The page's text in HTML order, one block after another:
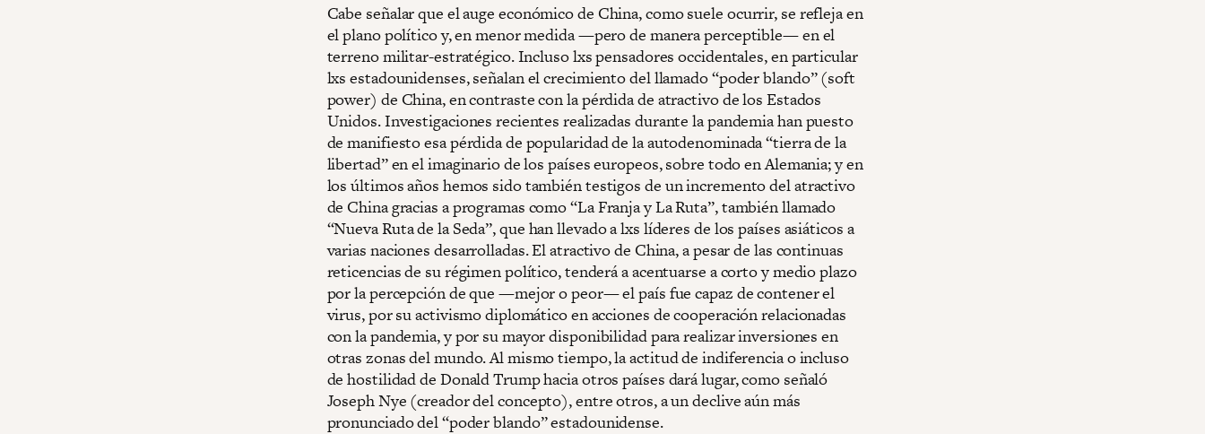
Cabe señalar que el auge económico de China, como suele ocurrir, se refleja en
el plano político y, en menor medida —pero de manera perceptible— en el
terreno militar-estratégico. Incluso lxs pensadores occidentales, en particular
lxs estadounidenses, señalan el crecimiento del llamado “poder blando” (soft
power) de China, en contraste con la pérdida de atractivo de los Estados
Unidos. Investigaciones recientes realizadas durante la pandemia han puesto
de manifiesto esa pérdida de popularidad de la autodenominada “tierra de la
libertad” en el imaginario de los países europeos, sobre todo en Alemania; y en
los últimos años hemos sido también testigos de un incremento del atractivo
de China gracias a programas como “La Franja y La Ruta”, también llamado
“Nueva Ruta de la Seda”, que han llevado a lxs líderes de los países asiáticos a
varias naciones desarrolladas. El atractivo de China, a pesar de las continuas
reticencias de su régimen político, tenderá a acentuarse a corto y medio plazo
por la percepción de que —mejor o peor— el país fue capaz de contener el
virus, por su activismo diplomático en acciones de cooperación relacionadas
con la pandemia, y por su mayor disponibilidad para realizar inversiones en
otras zonas del mundo. Al mismo tiempo, la actitud de indiferencia o incluso
de hostilidad de Donald Trump hacia otros países dará lugar, como señaló
Joseph Nye (creador del concepto), entre otros, a un declive aún más
pronunciado del “poder blando” estadounidense.